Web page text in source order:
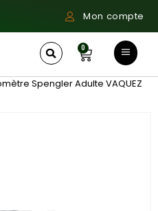
Mon compte
0
Spengler Adulte VAQUEZ